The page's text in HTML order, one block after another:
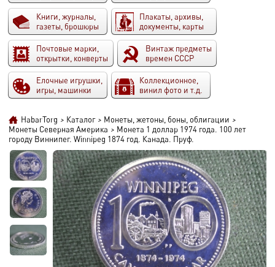
Книги, журналы,
газеты, брошюры
Плакаты, архивы,
документы, карты
Почтовые марки,
открытки, конверты
Винтаж предметы
времен СССР
Елочные игрушки,
игры, машинки
Коллекционное,
винил фото и т.д.
HabarTorg > Каталог > Монеты, жетоны, боны, облигации >
Монеты Северная Америка > Монета 1 доллар 1974 года. 100 лет
городу Виннипег. Winnipeg 1874 год. Канада. Пруф.